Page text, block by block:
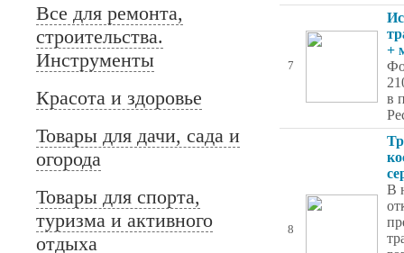
Все для ремонта,
строительства.
Инструменты
Красота и здоровье
Товары для дачи, сада и
огорода
Товары для спорта,
туризма и активного
отдыха
7
+
в
8
В